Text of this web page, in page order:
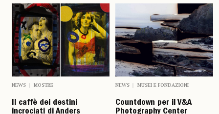
NEWS MOSTRE
Il caffè dei destini
incrociati di Anders
NEWS MUSEI E FONDAZIONI
Countdown per il V&A
Photography Center